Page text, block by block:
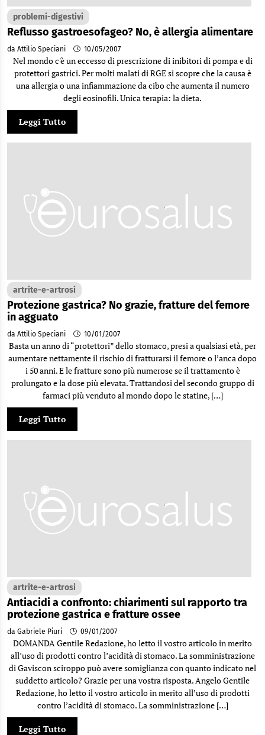
problemi-digestivi
Reflusso gastroesofageo? No, è allergia alimentare
da Attilio Speciani 10/05/2007
Nel mondo c'è un eccesso di prescrizione di inibitori di pompa e di
protettori gastrici. Per molti malati di RGE si scopre che la causa è
una allergia o una infiammazione da cibo che aumenta il numero
degli eosinofili. Unica terapia: la dieta.
Leggi Tutto
artrite-e-artrosi
Protezione gastrica? No grazie, fratture del femore
in agguato
da Attilio Speciani 10/01/2007
Basta un anno di “protettori” dello stomaco, presi a qualsiasi età, per
aumentare nettamente il rischio di fratturarsi il femore o l’anca dopo
i 50 anni. E le fratture sono più numerose se il trattamento è
prolungato e la dose più elevata. Trattandosi del secondo gruppo di
farmaci più venduto al mondo dopo le statine, […]
Leggi Tutto
artrite-e-artrosi
Antiacidi a confronto: chiarimenti sul rapporto tra
protezione gastrica e fratture ossee
da Gabriele Piuri 09/01/2007
DOMANDA Gentile Redazione, ho letto il vostro articolo in merito
all’uso di prodotti contro l’acidità di stomaco. La somministrazione
di Gaviscon sciroppo può avere somiglianza con quanto indicato nel
suddetto articolo? Grazie per una vostra risposta. Angelo Gentile
Redazione, ho letto il vostro articolo in merito all’uso di prodotti
contro l’acidità di stomaco. La somministrazione […]
Leggi Tutto